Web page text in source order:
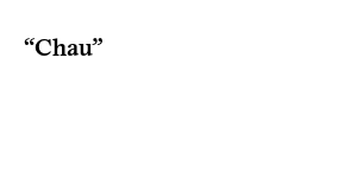
“Chau”